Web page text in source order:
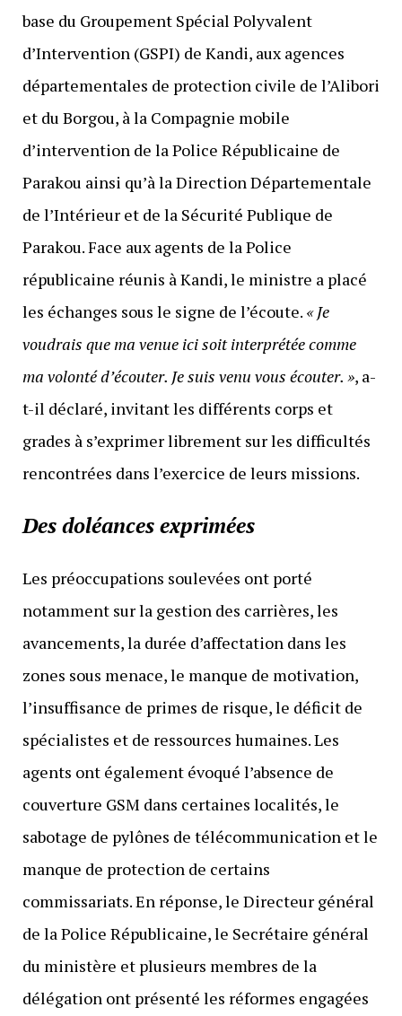
base du Groupement Spécial Polyvalent
d’Intervention (GSPI) de Kandi, aux agences
départementales de protection civile de l’Alibori
et du Borgou, à la Compagnie mobile
d’intervention de la Police Républicaine de
Parakou ainsi qu’à la Direction Départementale
de l’Intérieur et de la Sécurité Publique de
Parakou. Face aux agents de la Police
républicaine réunis à Kandi, le ministre a placé
les échanges sous le signe de l’écoute. « Je
voudrais que ma venue ici soit interprétée comme
ma volonté d’écouter. Je suis venu vous écouter. », a-
t-il déclaré, invitant les différents corps et
grades à s’exprimer librement sur les difficultés
rencontrées dans l’exercice de leurs missions.
Des doléances exprimées
Les préoccupations soulevées ont porté
notamment sur la gestion des carrières, les
avancements, la durée d’affectation dans les
zones sous menace, le manque de motivation,
l’insuffisance de primes de risque, le déficit de
spécialistes et de ressources humaines. Les
agents ont également évoqué l’absence de
couverture GSM dans certaines localités, le
sabotage de pylônes de télécommunication et le
manque de protection de certains
commissariats. En réponse, le Directeur général
de la Police Républicaine, le Secrétaire général
du ministère et plusieurs membres de la
délégation ont présenté les réformes engagées